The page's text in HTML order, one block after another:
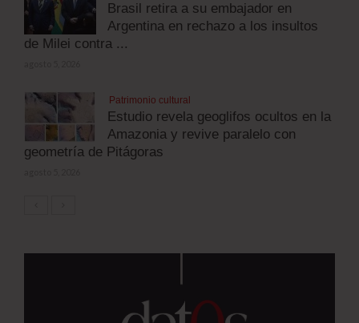
Brasil retira a su embajador en
Argentina en rechazo a los insultos
de Milei contra ...
Patrimonio cultural
Estudio revela geoglifos ocultos en la
Amazonia y revive paralelo con
geometría de Pitágoras